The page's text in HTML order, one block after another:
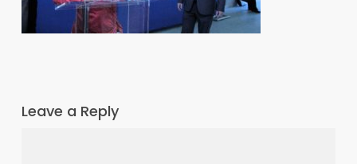
Leave a Reply